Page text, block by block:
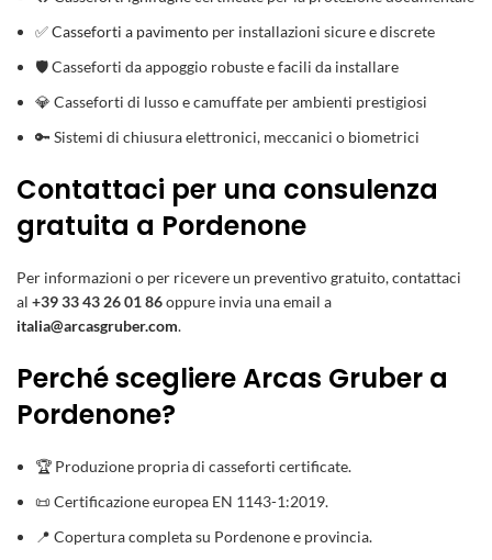
✅Casseforti a pavimento per installazioni sicure e discrete
🛡️ Casseforti da appoggio robuste e facili da installare
💎 Casseforti di lusso e camuffate per ambienti prestigiosi
🔑 Sistemi di chiusura elettronici, meccanici o biometrici
Contattaci per una consulenza
gratuita a Pordenone
Per informazioni o per ricevere un preventivo gratuito, contattaci
al +39 33 43 26 01 86oppure invia una email a
italia@arcasgruber.com.
Perché scegliere Arcas Gruber a
Pordenone?
🏆 Produzione propria di casseforti certificate.
📜 Certificazione europea EN 1143-1:2019.
📍 Copertura completa su Pordenone e provincia.